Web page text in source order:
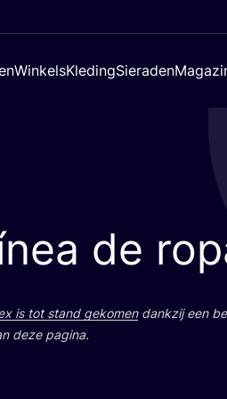
WinkelsKledingSieraden
de
is tot stand geko­mendank­zij een
deze pagina.